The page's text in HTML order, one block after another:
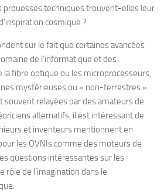
prouesses techniques trouvent-elles leur
cosmique ?
sur le fait que certaines avancées
de l’informatique et des
fibre optique ou les microprocesseurs,
mystérieuses ou « non-terrestres ».
souvent relayées par des amateurs de
alternatifs, il est intéressant de
et inventeurs mentionnent en
les OVNIs comme des moteurs de
questions intéressantes sur les
rôle de l’imagination dans le